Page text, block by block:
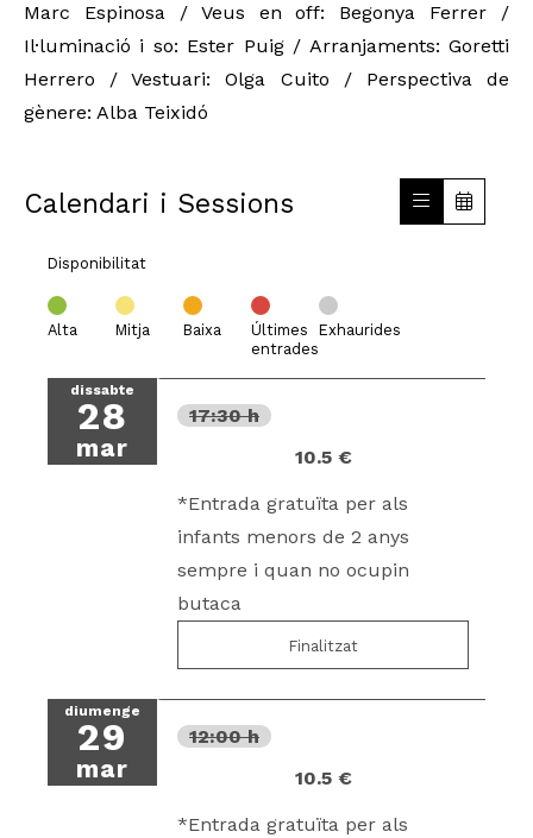
Marc Espinosa / Veus en off: Begonya Ferrer /
Il·luminació i so: Ester Puig / Arranjaments: Goretti
Herrero / Vestuari: Olga Cuito / Perspectiva de
gènere: Alba Teixidó
Calendari i Sessions
Disponibilitat
Alta Mitja Baixa
Últimes
entrades
Exhaurides
dissabte
28
mar
17:30 h
10.5 €
*Entrada gratuïta per als
infants menors de 2 anys
sempre i quan no ocupin
butaca
Finalitzat
diumenge
29
mar
12:00 h
10.5 €
*Entrada gratuïta per als